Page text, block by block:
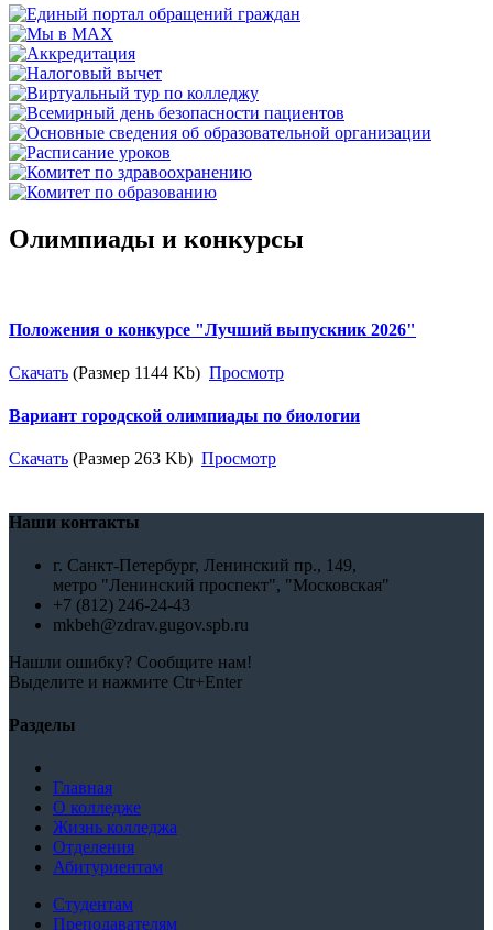
Олимпиады и конкурсы
Положения о конкурсе "Лучший выпускник 2026"
Скачать (Размер 1144 Kb) Просмотр
Вариант городской олимпиады по биологии
Скачать (Размер 263 Kb) Просмотр
Наши контакты
г. Санкт-Петербург, Ленинский пр., 149,
метро "Ленинский проспект", "Московская"
+7 (812) 246-24-43
mkbeh@zdrav.gugov.spb.ru
Нашли ошибку? Сообщите нам!
Выделите и нажмите Ctr+Enter
Разделы
Главная
О колледже
Жизнь колледжа
Отделения
Абитуриентам
Студентам
Преподавателям